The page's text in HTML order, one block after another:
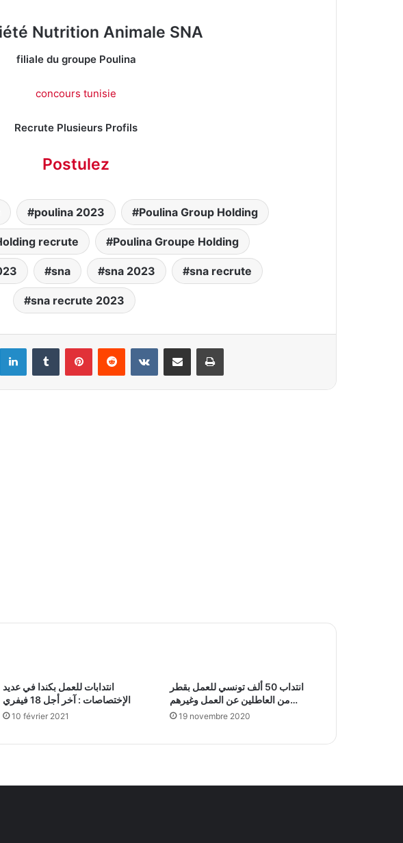
Nutrition Animale SNA
filiale du groupe Poulina
concours tunisie
Recrute Plusieurs Profils
Postulez
poulina 2023 Poulina Group Holding
recrute Poulina Groupe Holding
sna sna 2023 sna recrute
sna recrute 2023
LinkedinTumblr PinterestReddit VKontaktePartager par email Imprimer
انتدابات للعمل بكندا في عديد
الإختصاصات : آخر أجل 18 فيفري
10 février 2021
انتداب 50 ألف تونسي للعمل بقطر
من العاطلين عن العمل وغيرهم…
19 novembre 2020